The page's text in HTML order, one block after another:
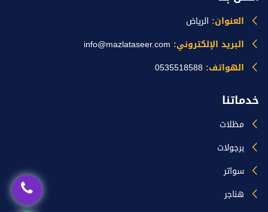
العنوان: الرياض
البريد الإلكتروني: info@mazlataseer.com
الهواتف: 0535518588
خدماتنا
مظلات
برجولات
سواتر
هناجر